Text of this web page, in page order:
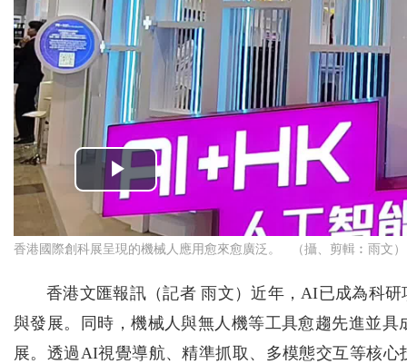
香港國際創科展呈現的機械人應用愈來愈廣泛。 （攝、剪輯︰雨文）
香港文匯報訊（記者 雨文）近年，AI已成為科
與發展。同時，機械人與無人機等工具愈趨先進並
展。透過AI視覺導航、精準抓取、多模態交互等核